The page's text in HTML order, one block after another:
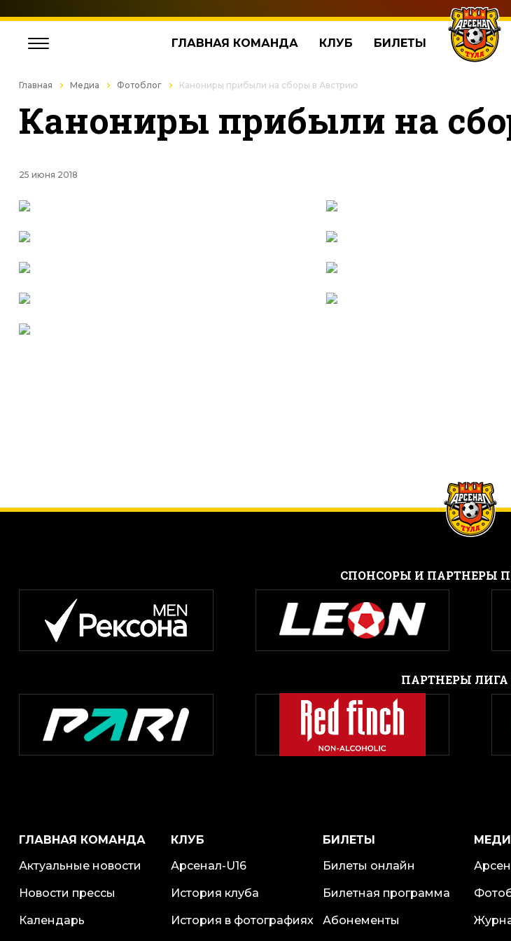
ГЛАВНАЯ КОМАНДА КЛУБ БИЛЕТЫ
Главная Медиа Фотоблог Канониры прибыли на сборы в Австрию
Канониры прибыли на
25 июня 2018
CПОНСОРЫ И ПАРТНЕРЫ
ПАРТНЕРЫ ЛИГА
ГЛАВНАЯ КОМАНДА
Актуальные новости
Новости прессы
Календарь
КЛУБ
Арсенал-U16
История клуба
История в фотографиях
БИЛЕТЫ
Билеты онлайн
Билетная программа
Абонементы